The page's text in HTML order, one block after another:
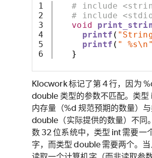
1
2
3
4
5
# include
# include
void
printf (
printf ( " %s\n"
}
Klocwork 标记了第 4 行，因为
double 类型的参数不匹配。类型
内存量（%d 规范预期的数量）
double（实际提供的数量）不同
数 32 位系统中，类型 int 需要一
字，而类型 double 需要两个。